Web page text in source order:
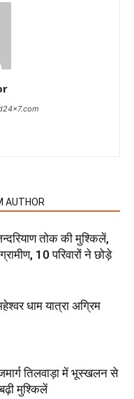
AUTHOR
तोक की मुश्किलें,
10 परिवारों ने छोड़े
धाम यात्रा अग्रिम
तिलवाड़ा में भूस्खलन से
मुश्किलें